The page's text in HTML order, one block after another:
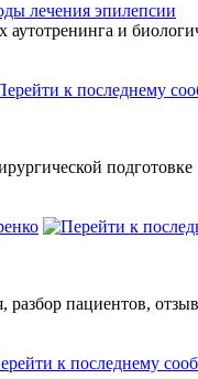
лечения эпилепсии
и
подготовке
разбор пациентов,